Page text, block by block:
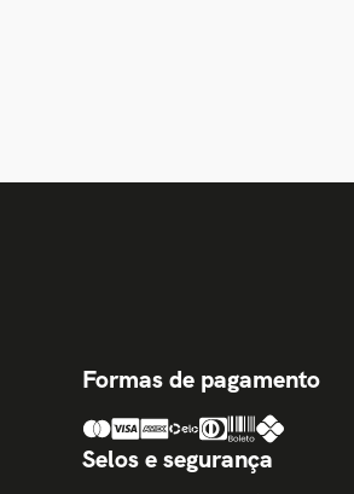
Formas de pagamento
Selos e segurança